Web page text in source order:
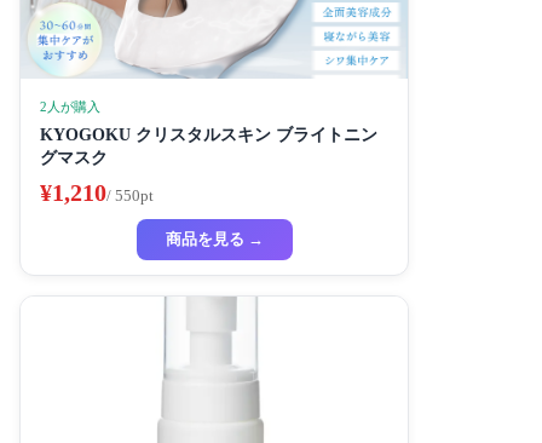
2人が購入
KYOGOKU クリスタルスキン ブライトニン
グマスク
¥1,210/ 550pt
商品を見る →